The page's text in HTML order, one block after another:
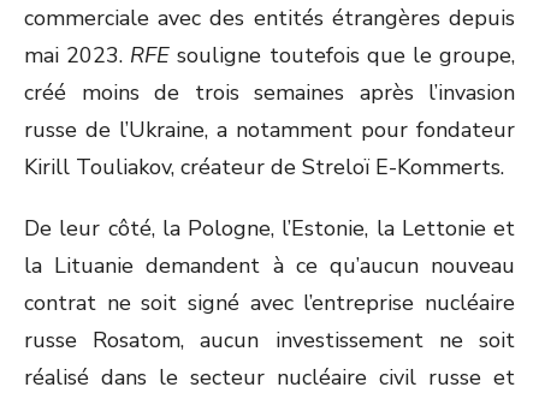
commerciale avec des entités étrangères depuis
mai 2023. RFE souligne toutefois que le groupe,
créé moins de trois semaines après l’invasion
russe de l’Ukraine, a notamment pour fondateur
Kirill Touliakov, créateur de Streloï E-Kommerts.
De leur côté, la Pologne, l’Estonie, la Lettonie et
la Lituanie demandent à ce qu’aucun nouveau
contrat ne soit signé avec l’entreprise nucléaire
russe Rosatom, aucun investissement ne soit
réalisé dans le secteur nucléaire civil russe et